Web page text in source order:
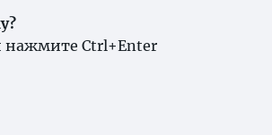
нажмите Ctrl+Enter